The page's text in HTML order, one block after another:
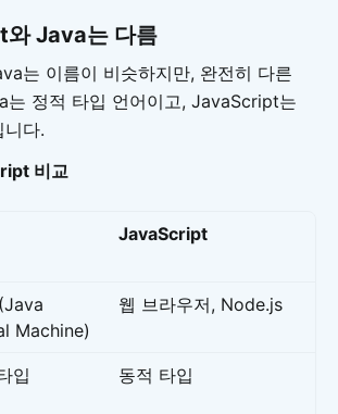
Java는 다름
는 이름이 비슷하지만, 완전히 다른
는 정적 타입 언어이고, JavaScript는
다.
비교
JavaScript
Machine)
웹 브라우저, Node.js
입 동적 타입